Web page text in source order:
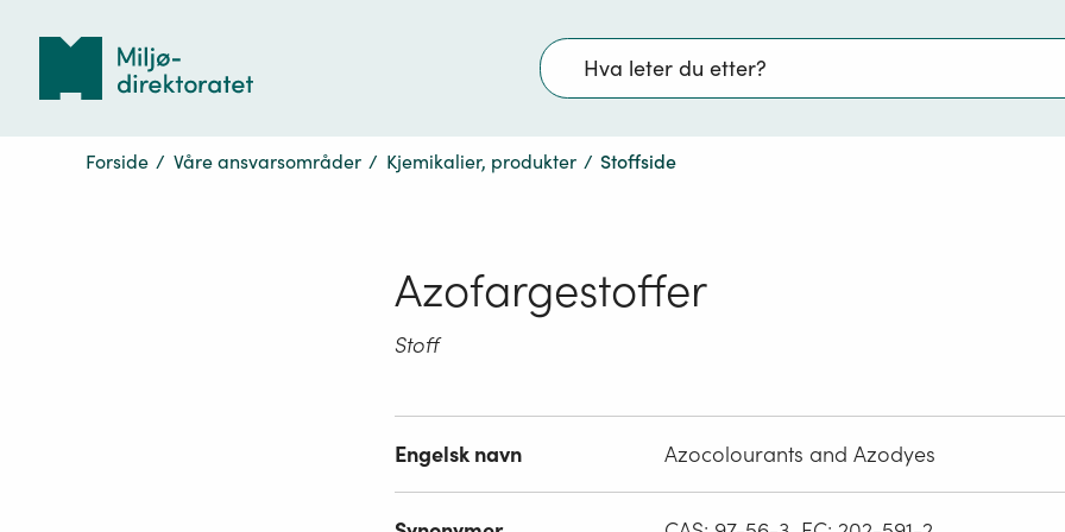
Søk
Forside / Våre ansvarsområder / Kjemikalier, produkter / Stoffside
Azofargestoffer
Stoff
Engelsk navn Azocolourants and Azodyes